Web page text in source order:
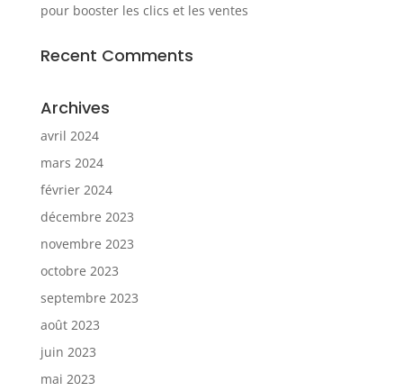
pour booster les clics et les ventes
Recent Comments
Archives
avril 2024
mars 2024
février 2024
décembre 2023
novembre 2023
octobre 2023
septembre 2023
août 2023
juin 2023
mai 2023